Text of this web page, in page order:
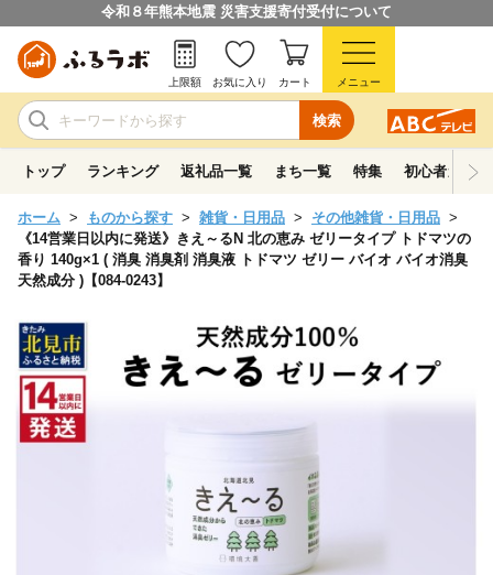
令和８年熊本地震 災害支援寄付受付について
検索
上限額 お気に入り カート メニュー
トップ ランキング 返礼品一覧 まち一覧 特集 初心者ガイド
ホーム ものから探す 雑貨・日用品
その他雑貨・日用品
《14営業日以内に発送》きえ～るN 北の恵み ゼリータイプ トドマツの
香り 140g×1 ( 消臭 消臭剤 消臭液 トドマツ ゼリー バイオ バイオ消臭
天然成分 )【084-0243】